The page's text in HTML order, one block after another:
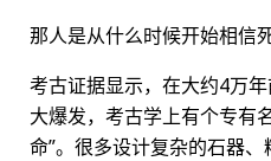
那人是从什么时候开始相信
考古证据显示，在大约4万
大爆发，考古学上有个专有
命”。很多设计复杂的石器